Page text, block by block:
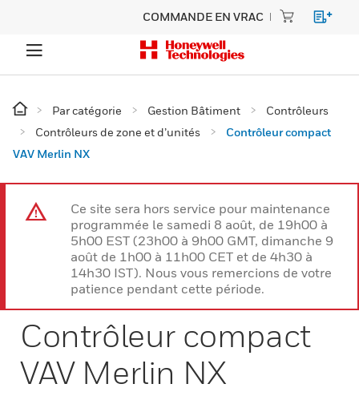
COMMANDE EN VRAC
Par catégorie Gestion Bâtiment
Contrôleurs
Contrôleurs de zone et d’unités
Contrôleur compact
VAV Merlin NX
Ce site sera hors service pour maintenance
programmée le samedi 8 août, de 19h00 à
5h00 EST (23h00 à 9h00 GMT, dimanche 9
août de 1h00 à 11h00 CET et de 4h30 à
14h30 IST). Nous vous remercions de votre
patience pendant cette période.
Contrôleur compact
VAV Merlin NX